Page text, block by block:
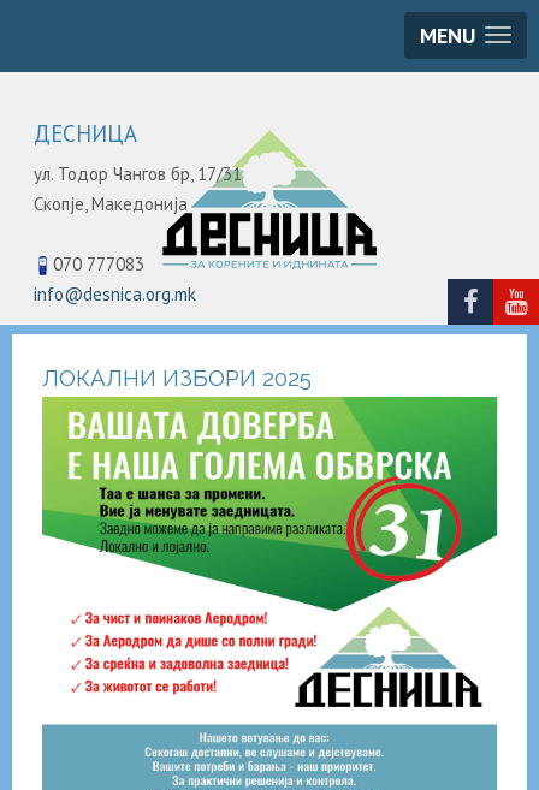
MENU
ДЕСНИЦА
ул. Тодор Чангов бр, 17/31
Скопје,Македонија
070 777083
info@desnica.org.mk
ЛОКАЛНИ ИЗБОРИ 2025